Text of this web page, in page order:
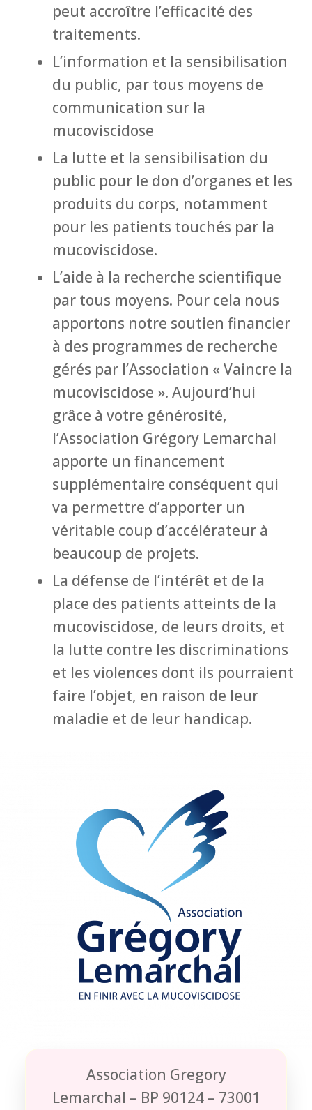
peut accroître l’efficacité des
traitements.
L’information et la sensibilisation
du public, par tous moyens de
communication sur la
mucoviscidose
La lutte et la sensibilisation du
public pour le don d’organes et les
produits du corps, notamment
pour les patients touchés par la
mucoviscidose.
L’aide à la recherche scientifique
par tous moyens. Pour cela nous
apportons notre soutien financier
à des programmes de recherche
gérés par l’Association « Vaincre la
mucoviscidose ». Aujourd’hui
grâce à votre générosité,
l’Association Grégory Lemarchal
apporte un financement
supplémentaire conséquent qui
va permettre d’apporter un
véritable coup d’accélérateur à
beaucoup de projets.
La défense de l’intérêt et de la
place des patients atteints de la
mucoviscidose, de leurs droits, et
la lutte contre les discriminations
et les violences dont ils pourraient
faire l’objet, en raison de leur
maladie et de leur handicap.
Association Gregory
Lemarchal – BP 90124 – 73001